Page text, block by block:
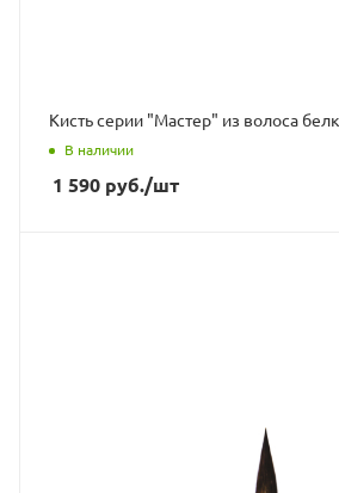
Кисть серии "Мастер" из волоса
В наличии
1 590 руб./шт